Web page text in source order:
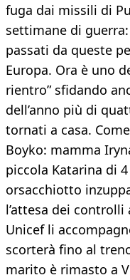
fuga dai missili di
settimane di
passati da queste
Europa. Ora è uno
rientro” sfidando
dell’anno più di
tornati a casa.
Boyko: mamma
piccola Katarina di
orsacchiotto
l’attesa dei
Unicef li
scorterà fino al
marito è rimasto a